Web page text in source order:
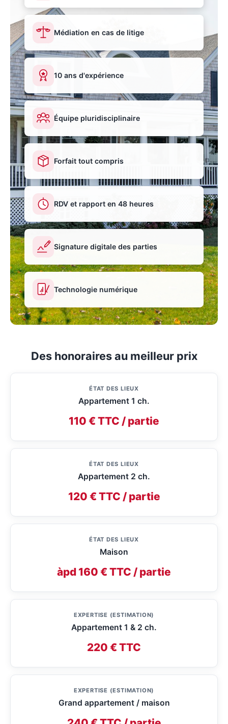
Médiation en cas de litige
10 ans d'expérience
Équipe pluridisciplinaire
Forfait tout compris
RDV et rapport en 48 heures
Signature digitale des parties
Technologie numérique
Des honoraires au meilleur prix
ÉTAT DES LIEUX
Appartement 1 ch.
110 € TTC / partie
ÉTAT DES LIEUX
Appartement 2 ch.
120 € TTC / partie
ÉTAT DES LIEUX
Maison
àpd 160 € TTC / partie
EXPERTISE (ESTIMATION)
Appartement 1 & 2 ch.
220 € TTC
EXPERTISE (ESTIMATION)
Grand appartement / maison